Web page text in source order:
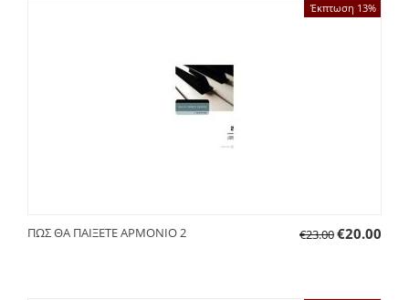
Έκπτωση 13%
ΠΩΣ ΘΑ ΠΑΙΞΕΤΕ ΑΡΜΟΝΙΟ 2 €23.00€20.00